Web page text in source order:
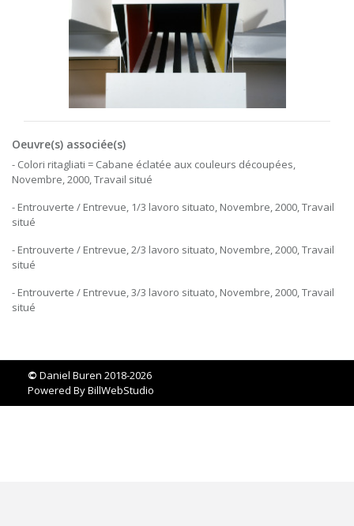
Oeuvre(s) associée(s)
- Colori ritagliati = Cabane éclatée aux couleurs découpées,
Novembre, 2000, Travail situé
- Entrouverte / Entrevue, 1/3 lavoro situato, Novembre, 2000, Travail
situé
- Entrouverte / Entrevue, 2/3 lavoro situato, Novembre, 2000, Travail
situé
- Entrouverte / Entrevue, 3/3 lavoro situato, Novembre, 2000, Travail
situé
© Daniel Buren 2018-2026
Powered ByBillWebStudio